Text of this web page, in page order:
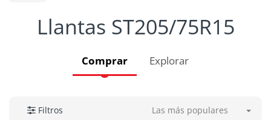
Llantas ST205/75R15
Comprar Explorar
Filtros Las más populares